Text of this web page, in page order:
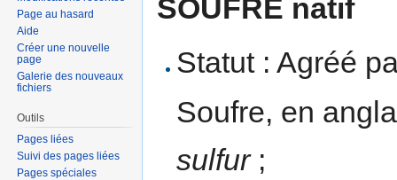
SOUFRE natif
Statut : Agréé
Soufre, en
sulfur;
Page au hasard
Aide
Créer une nouvelle
page
Galerie des nouveaux
fichiers
Outils
Pages liées
Suivi des pages liées
Pages spéciales